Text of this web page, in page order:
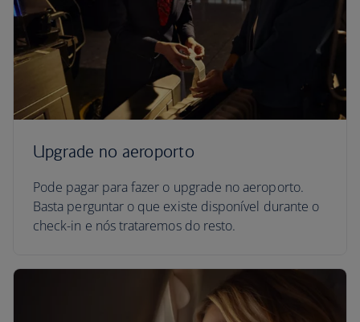
Upgrade no aeroporto
Pode pagar para fazer o upgrade no aeroporto.
Basta perguntar o que existe disponível durante o
check-in e nós trataremos do resto.